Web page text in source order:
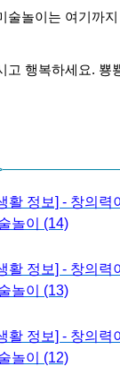
술놀이는 여기까지
고 행복하세요. 뿅
활 정보] - 창의력
놀이 (14)
활 정보] - 창의력
놀이 (13)
활 정보] - 창의력
놀이 (12)